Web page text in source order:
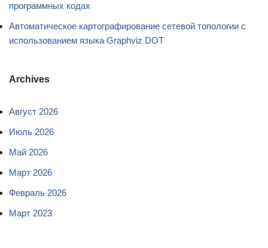
программных кодах
Автоматическое картографирование сетевой топологии с
использованием языка Graphviz DOT
Archives
Август 2026
Июль 2026
Май 2026
Март 2026
Февраль 2026
Март 2023